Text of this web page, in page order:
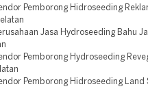
Pemborong Hidroseeding
Jasa Hydroseeding Bahu
Pemborong Hydroseeding
Pemborong Hidroseeding Land